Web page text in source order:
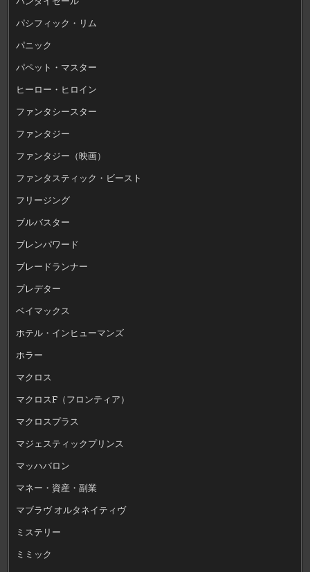
パシフィック・リム
パニック
パペット・マスター
ヒーロー・ヒロイン
ファンタシースター
ファンタジー
ファンタジー（映画）
ファンタスティック・ビースト
フリージング
ブルバスター
ブレンパワード
ブレードランナー
プレデター
ベイマックス
ホテル・インヒューマンズ
ホラー
マクロス
マクロスF（フロンティア）
マクロスプラス
マジェスティックプリンス
マッハバロン
マネー・資産・副業
マブラヴ オルタネイティヴ
ミステリー
ミミック